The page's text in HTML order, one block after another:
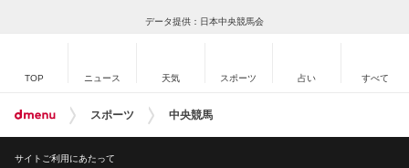
データ提供：日本中央競馬会
TOP ニュース 天気 スポーツ 占い すべて
スポーツ 中央競馬
サイトご利用にあたって